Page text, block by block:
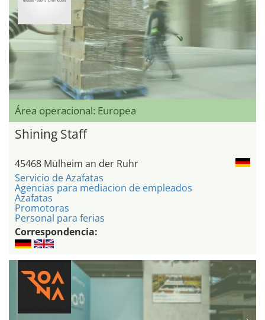
Área operacional: Europea
Shining Staff
45468 Mülheim an der Ruhr
Servicio de Azafatas
Agencias para mediacion de empleados
Azafatas
Promotoras
Personal para ferias
Correspondencia: